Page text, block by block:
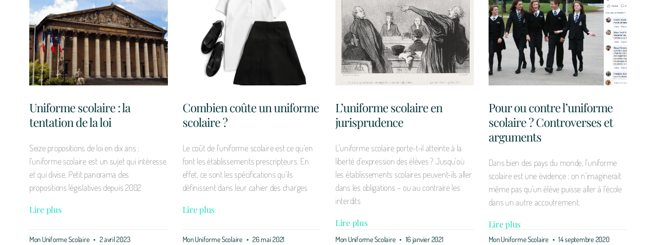
Uniforme scolaire : la
tentation de la loi
Seize propositions de loi en dix ans :
l’uniforme scolaire est un sujet qui intéresse
et qui divise. Petit panorama des
propositions législatives depuis 2002
Lire plus
Mon Uniforme Scolaire 2 avril 2023
Combien coûte un uniforme
scolaire ?
Le coût de l’uniforme scolaire est ce qu’en
font les établissements prescripteurs. En
effet, ce sont les spécifications qu’ils
définissent dans leur cahier des charges
Lire plus
Mon Uniforme Scolaire 26 mai 2021
L’uniforme scolaire en
jurisprudence
L’uniforme scolaire porte-t-il atteinte à la
liberté d’expression des élèves ? Jusqu’où
les établissements scolaires peuvent-ils aller
dans les obligations – ou au contraire les
interdits
Lire plus
Mon Uniforme Scolaire 16 janvier 2021
Pour ou contre l’uniforme
scolaire ? Controverses et
arguments
Dans bien des pays du monde, l’uniforme
scolaire est une évidence : on n’imaginerait
même pas qu’un élève puisse aller à l’école
dans un autre accoutrement.
Lire plus
Mon Uniforme Scolaire 14 septembre 2020